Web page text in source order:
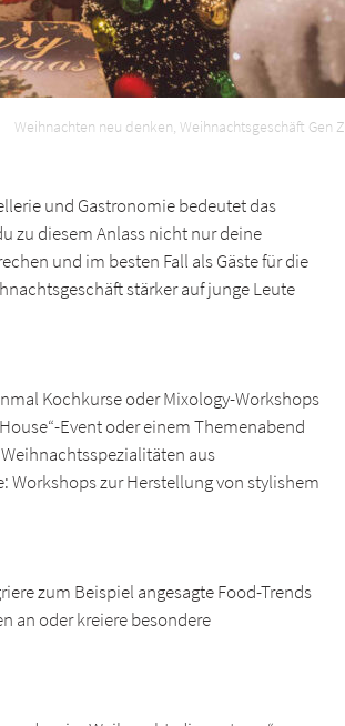
Weihnachten neu denken, Weihnachtsgeschäft Gen Z
und Gastronomie bedeutet das
zu diesem Anlass nicht nur deine
und im besten Fall als Gäste für die
stärker auf junge Leute
Kochkurse oder Mixology-Workshops
Event oder einem Themenabend
aus
Workshops zur Herstellung von stylishem
zum Beispiel angesagte Food-Trends
an oder kreiere besondere